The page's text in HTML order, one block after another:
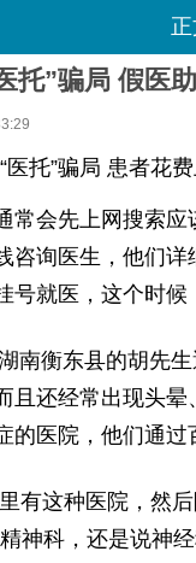
托”骗局 假医
医托”骗局 患者花
常会先上网搜索应
咨询医生，他们
号就医，这个时候
南衡东县的胡先
且还经常出现头
的医院，他们通过
有这种医院，然
神科，还是说神